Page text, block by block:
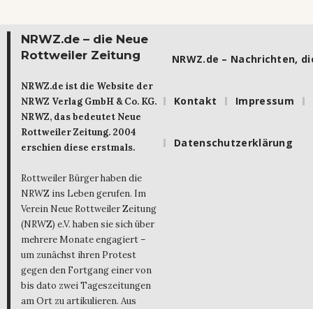
NRWZ.de – die Neue
Rottweiler Zeitung
NRWZ.de ist die Website der
NRWZ Verlag GmbH & Co. KG.
NRWZ, das bedeutet Neue
Rottweiler Zeitung. 2004
erschien diese erstmals.
Rottweiler Bürger haben die
NRWZ ins Leben gerufen. Im
Verein Neue Rottweiler Zeitung
(NRWZ) e.V. haben sie sich über
mehrere Monate engagiert –
um zunächst ihren Protest
gegen den Fortgang einer von
bis dato zwei Tageszeitungen
am Ort zu artikulieren. Aus
NRWZ.de – Nachrichten,
Kontakt Impressum
Datenschutzerklärung